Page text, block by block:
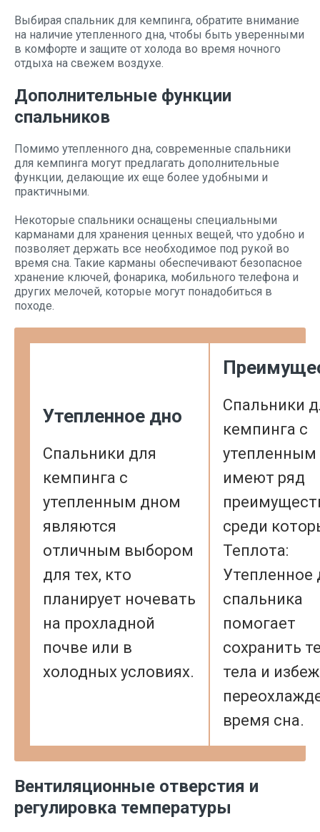
Выбирая спальник для кемпинга, обратите внимание
на наличие утепленного дна, чтобы быть уверенными
в комфорте и защите от холода во время ночного
отдыха на свежем воздухе.
Дополнительные функции
спальников
Помимо утепленного дна, современные спальники
для кемпинга могут предлагать дополнительные
функции, делающие их еще более удобными и
практичными.
Некоторые спальники оснащены специальными
карманами для хранения ценных вещей, что удобно и
позволяет держать все необходимое под рукой во
время сна. Такие карманы обеспечивают безопасное
хранение ключей, фонарика, мобильного телефона и
других мелочей, которые могут понадобиться в
походе.
Утепленное дно
Спальники для
кемпинга с
утепленным дном
являются
отличным выбором
для тех, кто
планирует ночевать
на прохладной
почве или в
холодных условиях.
Спальники
кемпинга с
имеют ряд
среди
Теплота:
Утепленное
спальника
помогает
сохранить
тела и
время сна.
Вентиляционные отверстия и
регулировка температуры